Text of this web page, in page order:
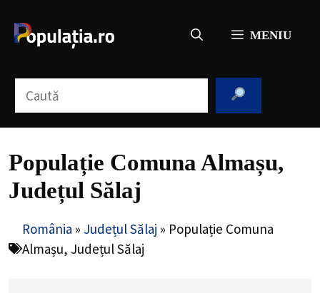
conținut
MENIU
Populație Comuna Almașu,
Județul Sălaj
România » Județul Sălaj » Populație Comuna
Almașu, Județul Sălaj